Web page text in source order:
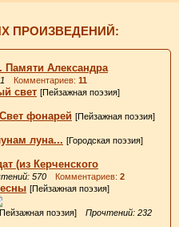
ПРОИЗВЕДЕНИЙ:
Памяти Александра
Комментариев: 11
свет [Пейзажная поэзия]
фонарей [Пейзажная поэзия]
луна... [Городская поэзия]
(из Керченского
570 Комментариев: 2
[Пейзажная поэзия]
поэзия] Прочтений: 232